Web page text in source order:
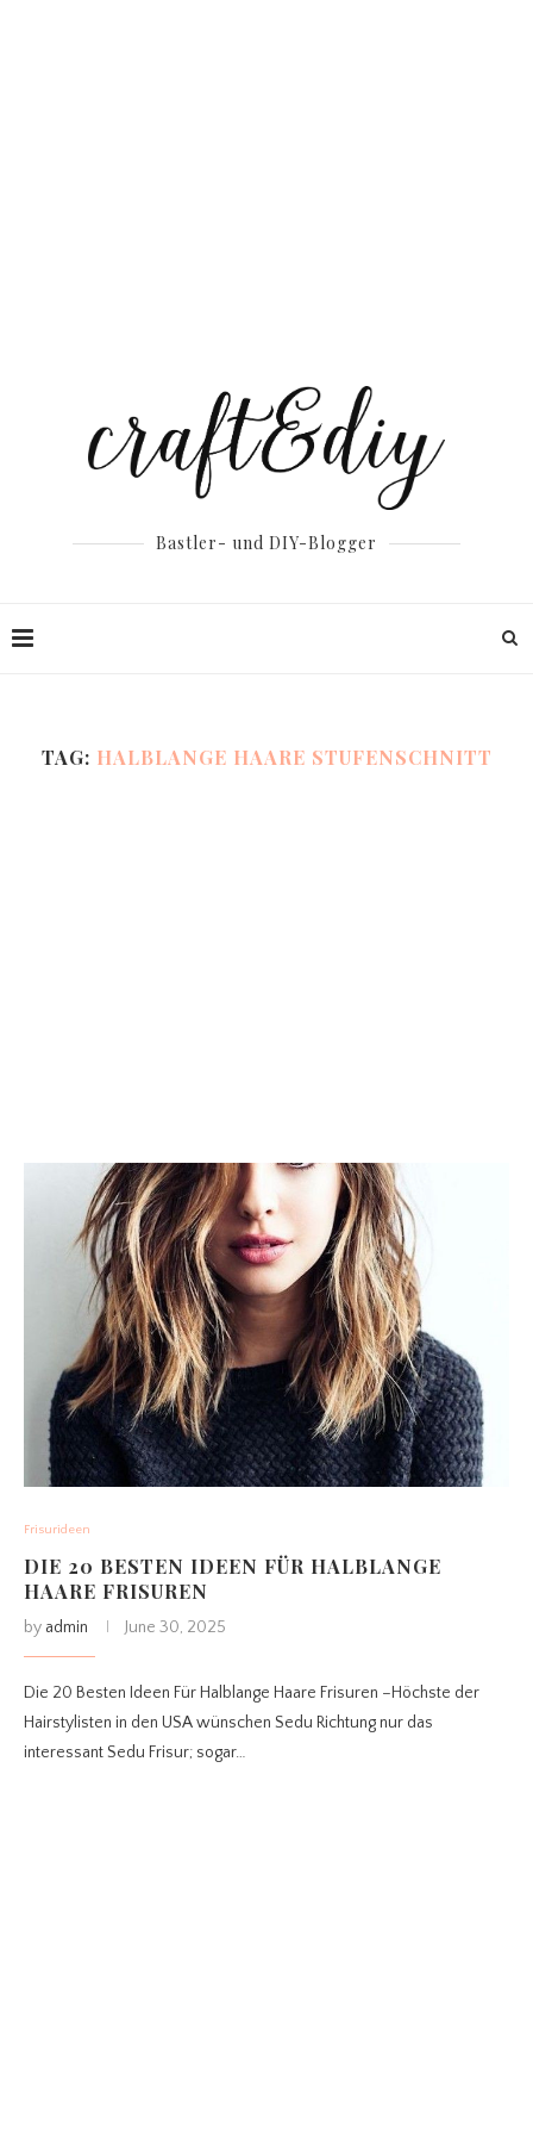
Bastler- und DIY-Blogger
TAG: HALBLANGE HAARE STUFENSCHNITT
Frisurideen
DIE 20 BESTEN IDEEN FÜR HALBLANGE
HAARE FRISUREN
by admin June 30, 2025
Die 20 Besten Ideen Für Halblange Haare Frisuren –Höchste der
Hairstylisten in den USA wünschen Sedu Richtung nur das
interessant Sedu Frisur; sogar…